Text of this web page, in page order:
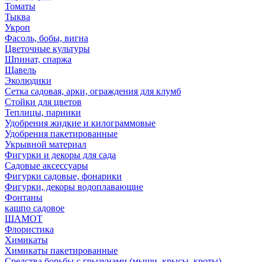
Томаты
Тыква
Укроп
Фасоль, бобы, вигна
Цветочные культуры
Шпинат, спаржа
Щавель
Эколюдики
Сетка садовая, арки, ограждения для клумб
Стойки для цветов
Теплицы, парники
Удобрения жидкие и килограммовые
Удобрения пакетированные
Укрывной материал
Фигурки и декоры для сада
Садовые аксессуары
Фигурки садовые, фонарики
Фигурки, декоры водоплавающие
Фонтаны
кашпо садовое
ШАМОТ
Флористика
Химикаты
Химикаты пакетированные